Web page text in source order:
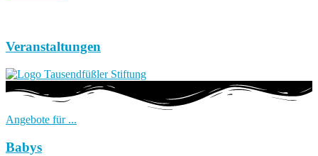
Veranstaltungen
Angebote für ...
Babys